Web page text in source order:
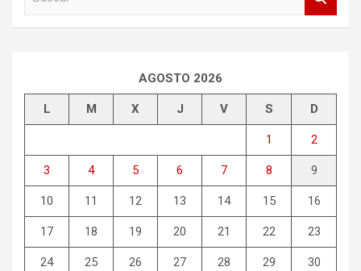
AGOSTO 2026
L M X J V S D
1 2
3 4 5 6 7 8 9
10 11 12 13 14 15 16
17 18 19 20 21 22 23
24 25 26 27 28 29 30